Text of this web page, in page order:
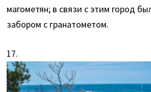
магометян; в связи с этим город
забором с гранатометом.
17.